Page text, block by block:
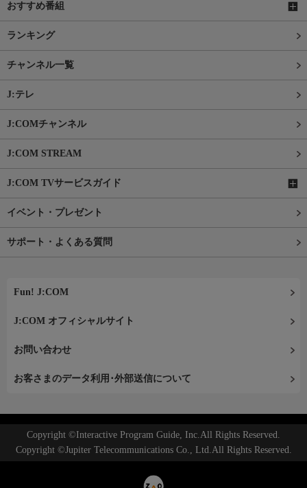
おすすめ番組
ランキング
チャンネル一覧
J:テレ
J:COMチャンネル
J:COM STREAM
J:COM TVサービスガイド
イベント・プレゼント
サポート・よくある質問
Fun! J:COM
J:COM オフィシャルサイト
お問い合わせ
お客さまのデータ利用･外部送信について
Copyright ©Interactive Program Guide, Inc.All Rights Reserved.
Copyright ©Jupiter Telecommunications Co., Ltd.All Rights Reserved.